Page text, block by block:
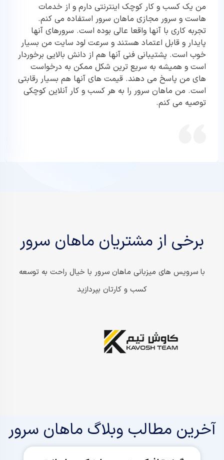
من یک کسب و کار کوچک اینترنتی دارم و از خدمات
هاست و سرور مجازی ماهان سرور استفاده می کنم.
تجربه کاری با آنها واقعا عالی بوده است. سرورهای آنها
پایدار و قابل اعتماد هستند و سرعت لود سایت من بسیار
خوب است. پشتیبانی فنی آنها هم از دانش بالایی برخوردار
است و همیشه به سریع ترین شکل ممکن به درخواست
های من پاسخ می دهند. قیمت های آنها هم بسیار رقابتی
است. من ماهان سرور را به هر کسب و کار آنلاین کوچکی
توصیه می کنم.
برخی از مشتریان ماهان سرور
با سرویس های میزبانی ماهان سرور با خیال راحت به توسعه
کسب و کارتان بپردازید
آخرین مطالب وبلاگ ماهان سرور